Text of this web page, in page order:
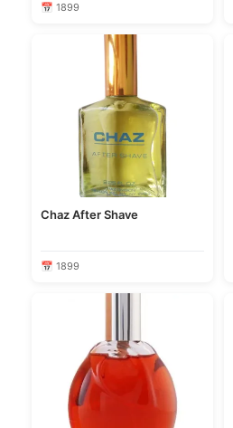
📅 1899
Chaz After Shave
📅 1899